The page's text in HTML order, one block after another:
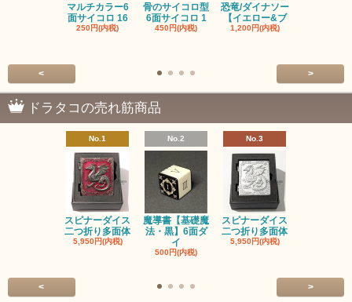
マルチカラー6
面サイコロ 16
250円(内税)
骨のサイコロ型
6面サイコロ 1
450円(内税)
恐竜/ダイナソー
【イエロー&ブ
1,200円(内税)
< >
ドラタコの売れ筋商品
No.1
スピナーダイス
二つ折り多面体
5,950円(内税)
No.2
魔導書【基礎魔
法・黒】6面ダ
イ
500円(内税)
No.3
スピナーダイス
二つ折り多面体
5,950円(内税)
< >